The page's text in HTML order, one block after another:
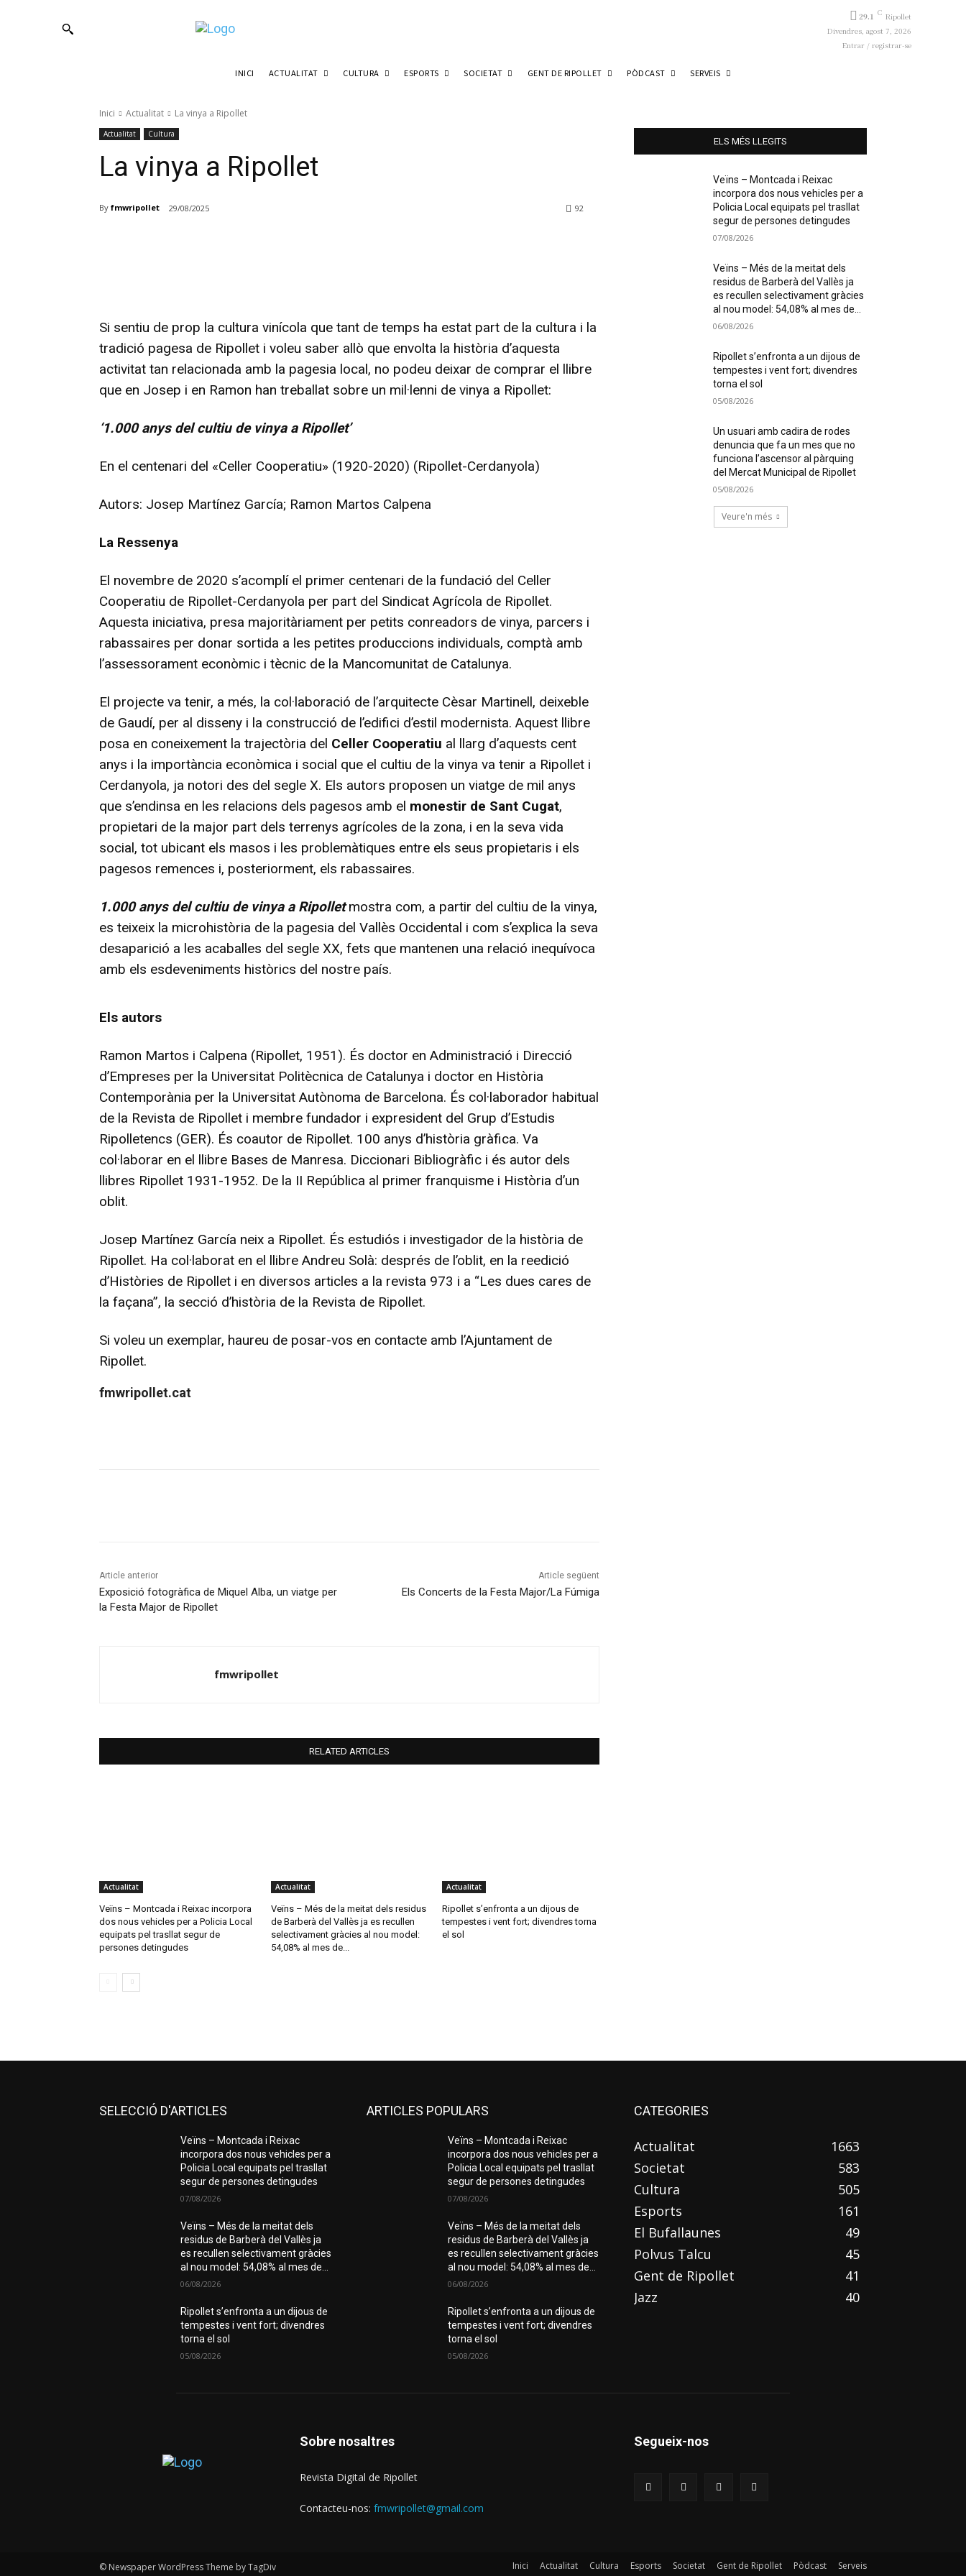
29.1 C Ripollet
Divendres, agost 7, 2026
Entrar / registrar-se
INICI ACTUALITAT CULTURA ESPORTS SOCIETAT GENT DE RIPOLLET PÒDCAST SERVEIS
Inici Actualitat La vinya a Ripollet
Actualitat Cultura
La vinya a Ripollet
By fmwripollet 29/08/2025 92
Si sentiu de prop la cultura vinícola que tant de temps ha estat part de la cultura i la
tradició pagesa de Ripollet i voleu saber allò que envolta la història d’aquesta
activitat tan relacionada amb la pagesia local, no podeu deixar de comprar el llibre
que en Josep i en Ramon han treballat sobre un mil·lenni de vinya a Ripollet:
‘1.000 anys del cultiu de vinya a Ripollet’
En el centenari del «Celler Cooperatiu» (1920-2020) (Ripollet-Cerdanyola)
Autors: Josep Martínez García; Ramon Martos Calpena
La Ressenya
El novembre de 2020 s’acomplí el primer centenari de la fundació del Celler
Cooperatiu de Ripollet-Cerdanyola per part del Sindicat Agrícola de Ripollet.
Aquesta iniciativa, presa majoritàriament per petits conreadors de vinya, parcers i
rabassaires per donar sortida a les petites produccions individuals, comptà amb
l’assessorament econòmic i tècnic de la Mancomunitat de Catalunya.
El projecte va tenir, a més, la col·laboració de l’arquitecte Cèsar Martinell, deixeble
de Gaudí, per al disseny i la construcció de l’edifici d’estil modernista. Aquest llibre
posa en coneixement la trajectòria del Celler Cooperatiu al llarg d’aquests cent
anys i la importància econòmica i social que el cultiu de la vinya va tenir a Ripollet i
Cerdanyola, ja notori des del segle X. Els autors proposen un viatge de mil anys
que s’endinsa en les relacions dels pagesos amb el monestir de Sant Cugat,
propietari de la major part dels terrenys agrícoles de la zona, i en la seva vida
social, tot ubicant els masos i les problemàtiques entre els seus propietaris i els
pagesos remences i, posteriorment, els rabassaires.
1.000 anys del cultiu de vinya a Ripolletmostra com, a partir del cultiu de la vinya,
es teixeix la microhistòria de la pagesia del Vallès Occidental i com s’explica la seva
desaparició a les acaballes del segle XX, fets que mantenen una relació inequívoca
amb els esdeveniments històrics del nostre país.
Els autors
Ramon Martos i Calpena (Ripollet, 1951). És doctor en Administració i Direcció
d’Empreses per la Universitat Politècnica de Catalunya i doctor en Història
Contemporània per la Universitat Autònoma de Barcelona. És col·laborador habitual
de la Revista de Ripollet i membre fundador i expresident del Grup d’Estudis
Ripolletencs (GER). És coautor de Ripollet. 100 anys d’història gràfica. Va
col·laborar en el llibre Bases de Manresa. Diccionari Bibliogràfic i és autor dels
llibres Ripollet 1931-1952. De la II República al primer franquisme i Història d’un
oblit.
Josep Martínez García neix a Ripollet. És estudiós i investigador de la història de
Ripollet. Ha col·laborat en el llibre Andreu Solà: després de l’oblit, en la reedició
d’Històries de Ripollet i en diversos articles a la revista 973 i a “Les dues cares de
la façana”, la secció d’història de la Revista de Ripollet.
Si voleu un exemplar, haureu de posar-vos en contacte amb l’Ajuntament de
Ripollet.
fmwripollet.cat
Article anterior
Exposició fotogràfica de Miquel Alba, un viatge per
la Festa Major de Ripollet
Article següent
Els Concerts de la Festa Major/La Fúmiga
fmwripollet
RELATED ARTICLES
Actualitat
Veïns – Montcada i Reixac incorpora
dos nous vehicles per a Policia Local
equipats pel trasllat segur de
persones detingudes
Actualitat
Veïns – Més de la meitat dels residus
de Barberà del Vallès ja es recullen
selectivament gràcies al nou model:
54,08% al mes de...
Actualitat
Ripollet s’enfronta a un dijous de
tempestes i vent fort; divendres torna
el sol
ELS MÉS LLEGITS
Veïns – Montcada i Reixac
incorpora dos nous vehicles per a
Policia Local equipats pel trasllat
segur de persones detingudes
07/08/2026
Veïns – Més de la meitat dels
residus de Barberà del Vallès ja
es recullen selectivament gràcies
al nou model: 54,08% al mes de...
06/08/2026
Ripollet s’enfronta a un dijous de
tempestes i vent fort; divendres
torna el sol
05/08/2026
Un usuari amb cadira de rodes
denuncia que fa un mes que no
funciona l’ascensor al pàrquing
del Mercat Municipal de Ripollet
05/08/2026
Veure'n més
SELECCIÓ D'ARTICLES
Veïns – Montcada i Reixac
incorpora dos nous vehicles per a
Policia Local equipats pel trasllat
segur de persones detingudes
07/08/2026
Veïns – Més de la meitat dels
residus de Barberà del Vallès ja
es recullen selectivament gràcies
al nou model: 54,08% al mes de...
06/08/2026
Ripollet s’enfronta a un dijous de
tempestes i vent fort; divendres
torna el sol
05/08/2026
ARTICLES POPULARS
Veïns – Montcada i Reixac
incorpora dos nous vehicles per a
Policia Local equipats pel trasllat
segur de persones detingudes
07/08/2026
Veïns – Més de la meitat dels
residus de Barberà del Vallès ja
es recullen selectivament gràcies
al nou model: 54,08% al mes de...
06/08/2026
Ripollet s’enfronta a un dijous de
tempestes i vent fort; divendres
torna el sol
05/08/2026
CATEGORIES
Actualitat
1663
Societat
583
Cultura
505
Esports
161
El Bufallaunes
49
Polvus Talcu
45
Gent de Ripollet
41
Jazz
40
Sobre nosaltres
Revista Digital de Ripollet
Contacteu-nos: fmwripollet@gmail.com
Segueix-nos
© Newspaper WordPress Theme by TagDiv Inici Actualitat Cultura Esports Societat Gent de Ripollet Pòdcast Serveis